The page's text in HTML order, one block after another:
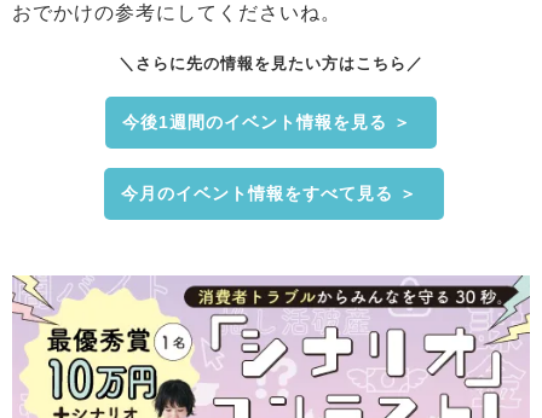
おでかけの参考にしてくださいね。
＼さらに先の情報を見たい方はこちら／
今後1週間のイベント情報を見る ＞
今月のイベント情報をすべて見る ＞